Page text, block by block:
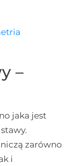
–
jaka jest
zarówno
i